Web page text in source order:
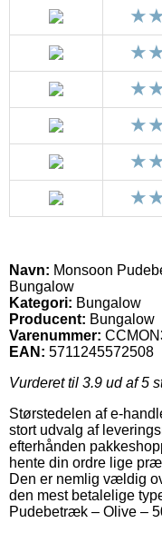
Navn: Monsoon
Bungalow
Kategori: Bungalow
Producent: Bungalow
Varenummer:
EAN: 5711245572508
Vurderet til 3.9 ud af 5
Størstedelen af e-
stort udvalg af
efterhånden
hente din ordre lige
Den er nemlig vældig
den mest betalelige
Pudebetræk – Olive –